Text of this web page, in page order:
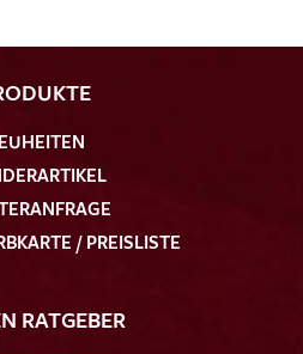
/ PREISLISTE
RATGEBER